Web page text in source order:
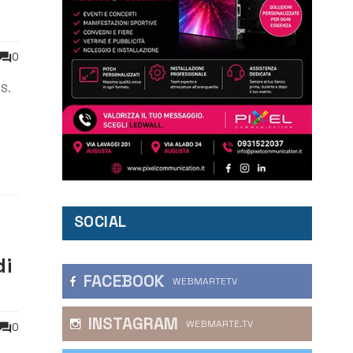
0
0
SOCIAL
FACEBOOK WEBMARTETV
INSTAGRAM WEBMARTE.TV